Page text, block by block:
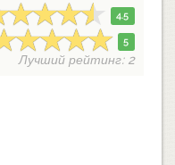
4.5
5
Лучший рейтинг: 2